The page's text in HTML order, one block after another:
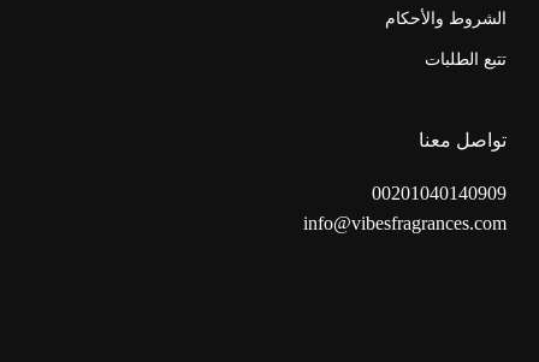
الشروط والأحكام
تتبع الطلبات
تواصل معنا
00201040140909
info@vibesfragrances.com